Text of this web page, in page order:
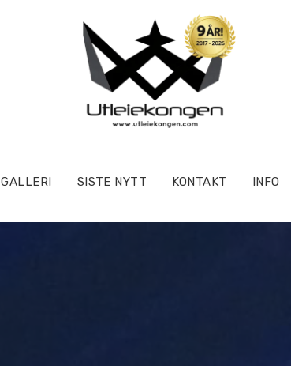
GALLERI SISTE NYTT KONTAKT INFO